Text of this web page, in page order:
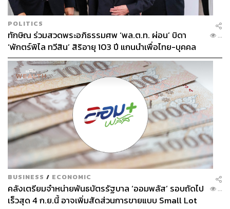
กิจกรรมทั้งหมดของ INGU Skin Lab2 สะท้อนทิศทางของ
แบรนด์สกินแคร์ไทยที่มุ่งสร้างประสบการณ์ให้ผู้บริโภค
เข้าใจผิวตัวเองมากกว่าแค่การเปิดตัวผลิตภัณฑ์ การเปิดตัว
INGU BluVlite Sunscreen จึงเป็นทั้งการขยายไลน์กันแดด
และการชวนคนรุ่นใหม่มองการปกป้องผิวจากแสงแดดเป็น
พื้นฐานประจำวันที่เลือกได้ตามผิวและไลฟ์สไตล์ของตัวเอง
POLITICS
ทักษิณ ร่วมสวดพระอภิธรรมศพ ‘พล.ต.ท. ผ่อน’ บิดา
‘พักตร์พิไล ทวีสิน’ สิริอายุ 103 ปี แกนนำเพื่อไทย-บุคคล
หลากวงการร่วมอาลัย
...
BUSINESS / ECONOMIC
คลังเตรียมจำหน่ายพันธบัตรรัฐบาล ‘ออมพลัส’ รอบถัดไป
เร็วสุด 4 ก.ย.นี้ อาจเพิ่มสัดส่วนการขายแบบ Small Lot
...